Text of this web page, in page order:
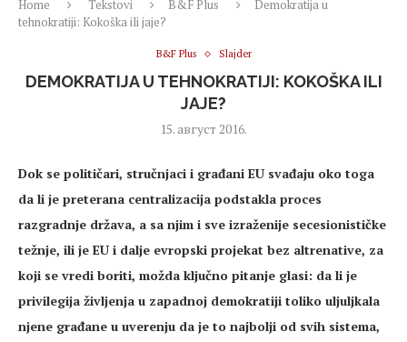
Home Tekstovi B&F Plus
Demokratija u
tehnokratiji: Kokoška ili jaje?
B&F Plus Slajder
DEMOKRATIJA U TEHNOKRATIJI: KOKOŠKA ILI
JAJE?
15. август 2016.
Dok se političari, stručnjaci i građani EU svađaju oko toga
da li je preterana centralizacija podstakla proces
razgradnje država, a sa njim i sve izraženije secesionističke
težnje, ili je EU i dalje evropski projekat bez altrenative, za
koji se vredi boriti, možda ključno pitanje glasi: da li je
privilegija življenja u zapadnoj demokratiji toliko uljuljkala
njene građane u uverenju da je to najbolji od svih sistema,